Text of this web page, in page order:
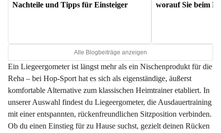
Nachteile und Tipps für Einsteiger
worauf Sie beim
Alle Blogbeiträge anzeigen
Ein Liegeergometer ist längst mehr als ein Nischenprodukt für die
Reha – bei Hop-Sport hat es sich als eigenständige, äußerst
komfortable Alternative zum klassischen Heimtrainer etabliert. In
unserer Auswahl findest du Liegeergometer, die Ausdauertraining
mit einer entspannten, rückenfreundlichen Sitzposition verbinden.
Ob du einen Einstieg für zu Hause suchst, gezielt deinen Rücken